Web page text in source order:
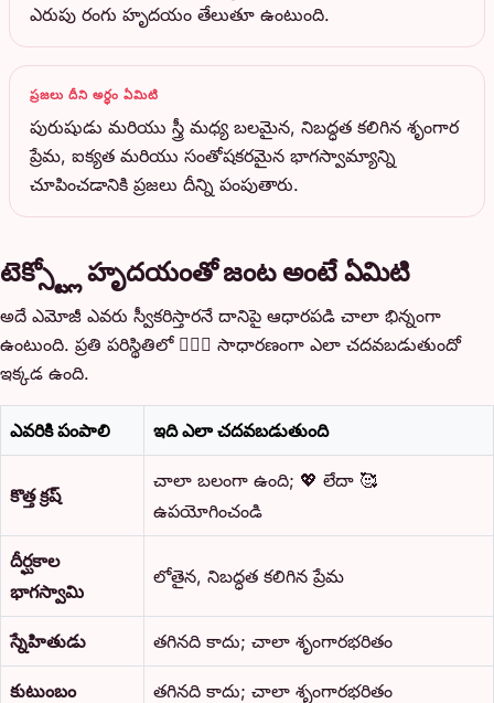
ఎరుపు రంగు హృదయం తేలుతూ ఉంటుంది.
ప్రజలు దీని అర్థం ఏమిటి
పురుషుడు మరియు స్త్రీ మధ్య బలమైన, నిబద్ధత కలిగిన శృంగార
ప్రేమ, ఐక్యత మరియు సంతోషకరమైన భాగస్వామ్యాన్ని
చూపించడానికి ప్రజలు దీన్ని పంపుతారు.
టెక్స్ట్లో హృదయంతో జంట అంటే ఏమిటి
అదే ఎమోజీ ఎవరు స్వీకరిస్తారనే దానిపై ఆధారపడి చాలా భిన్నంగా
ఉంటుంది. ప్రతి పరిస్థితిలో 👩‍❤️‍👨 సాధారణంగా ఎలా చదవబడుతుందో
ఇక్కడ ఉంది.
ఎవరికి పంపాలి ఇది ఎలా చదవబడుతుంది
కొత్త క్రష్
చాలా బలంగా ఉంది; 💖 లేదా 🥰
ఉపయోగించండి
దీర్ఘకాల
భాగస్వామి
లోతైన, నిబద్ధత కలిగిన ప్రేమ
స్నేహితుడు తగినది కాదు; చాలా శృంగారభరితం
కుటుంబం తగినది కాదు; చాలా శృంగారభరితం